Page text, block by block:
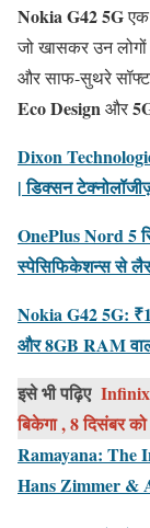
Nokia G42 5Gएक
जो खासकर उन लोगों
और साफ-सुथरे
Eco Designऔर
Dixon
| डिक्सन
OnePlus Nord 5
स्पेसिफिकेशन्स से
Nokia G42 5G:
और 8GB RAM
इसे भी पढ़िए Infinix
बिकेगा , 8 दिसंबर
Ramayana: The
Hans Zimmer &